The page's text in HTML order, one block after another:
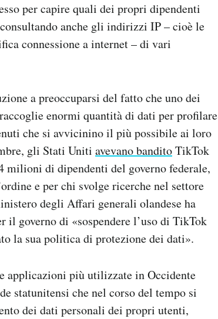
per capire quali dei propri dipendenti
anche gli indirizzi IP – cioè le
connessione a internet – di vari
a preoccuparsi del fatto che uno dei
enormi quantità di dati per profilare
che si avvicinino il più possibile ai loro
gli Stati Uniti avevano banditoTikTok
di dipendenti del governo federale,
e per chi svolge ricerche nel settore
degli Affari generali olandese ha
il governo di «sospendere l’uso di TikTok
la sua politica di protezione dei dati».
applicazioni più utilizzate in Occidente
statunitensi che nel corso del tempo si
dei dati personali dei propri utenti,